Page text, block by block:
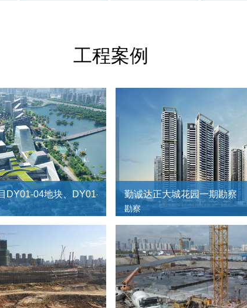
工程案例
DY01-04地块、DY01-05地块、市政道路和市政设施详细
勤诚达正大城花园一期勘察
勘察